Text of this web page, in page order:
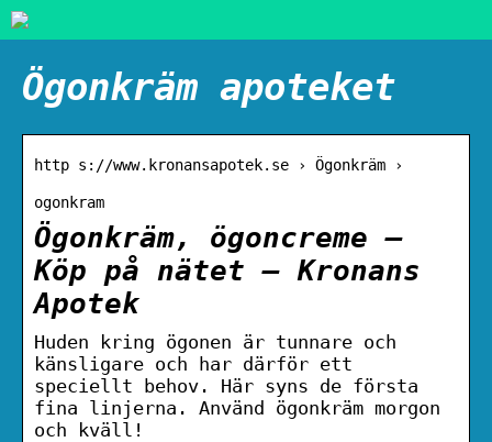
Ögonkräm apoteket
http s://www.kronansapotek.se › Ögonkräm ›
ogonkram
Ögonkräm, ögoncreme –
Köp på nätet – Kronans
Apotek
Huden kring ögonen är tunnare och
känsligare och har därför ett
speciellt behov. Här syns de första
fina linjerna. Använd ögonkräm morgon
och kväll!